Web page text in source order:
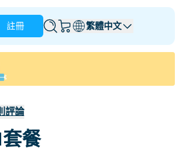
註冊 繁體中文
評論
餐